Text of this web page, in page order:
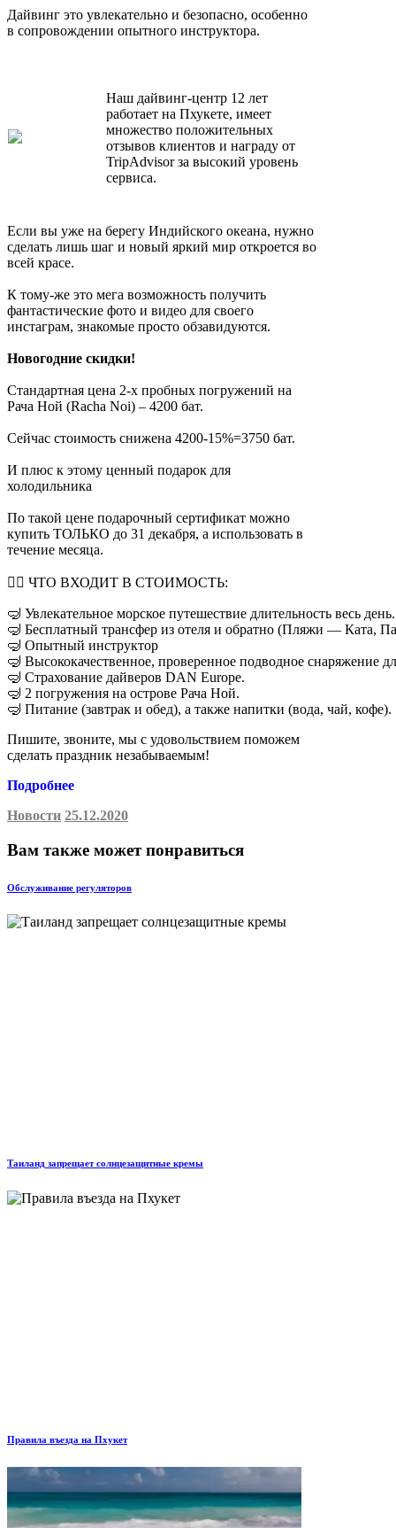
Дайвинг это увлекательно и безопасно, особенно
в сопровождении опытного инструктора.
Наш дайвинг-центр 12 лет
работает на Пхукете, имеет
множество положительных
отзывов клиентов и награду от
TripAdvisor за высокий уровень
сервиса.
Если вы уже на берегу Индийского океана, нужно
сделать лишь шаг и новый яркий мир откроется во
всей красе.
К тому-же это мега возможность получить
фантастические фото и видео для своего
инстаграм, знакомые просто обзавидуются.
Новогодние скидки!
Стандартная цена 2-х пробных погружений на
Рача Ной (Racha Noi) – 4200 бат.
Сейчас стоимость снижена 4200-15%=3750 бат.
И плюс к этому ценный подарок для
холодильника
По такой цене подарочный сертификат можно
купить ТОЛЬКО до 31 декабря, а использовать в
течение месяца.
👉🏻 ЧТО ВХОДИТ В СТОИМОСТЬ:
🤿 Увлекательное морское путешествие длительность весь день.
🤿 Бесплатный трансфер из отеля и обратно (Пляжи — Ката,
🤿 Опытный инструктор
🤿 Высококачественное, проверенное подводное снаряжение
🤿 Страхование дайверов DAN Europe.
🤿 2 погружения на острове Рача Ной.
🤿 Питание (завтрак и обед), а также напитки (вода, чай, кофе).
Пишите, звоните, мы с удовольствием поможем
сделать праздник незабываемым!
Подробнее
Новости 25.12.2020
Вам также может понравиться
Обслуживание регуляторов
Таиланд запрещает солнцезащитные кремы
Правила въезда на Пхукет